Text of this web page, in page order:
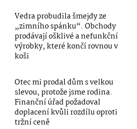
Vedra probudila šmejdy ze
„zimního spánku“. Obchody
prodávají ošklivé a nefunkční
výrobky, které končí rovnou v
koši
Otec mi prodal dům s velkou
slevou, protože jsme rodina.
Finanční úřad požadoval
doplacení kvůli rozdílu oproti
tržní ceně